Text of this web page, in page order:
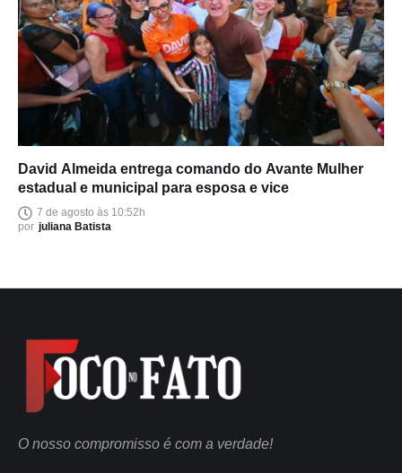
David Almeida entrega comando do Avante Mulher
estadual e municipal para esposa e vice
7 de agosto às 10:52h
por juliana Batista
O nosso compromisso é com a verdade!